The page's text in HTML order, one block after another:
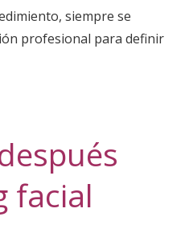
siempre se
profesional para definir
facial